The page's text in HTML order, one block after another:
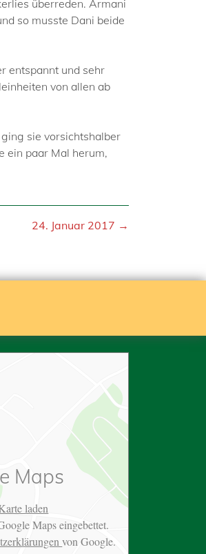
überreden. Armani
so musste Dani beide
entspannt und sehr
von allen ab
sie vorsichtshalber
ein paar Mal herum,
24. Januar 2017 →
Maps
laden
Maps eingebettet.
von Google.